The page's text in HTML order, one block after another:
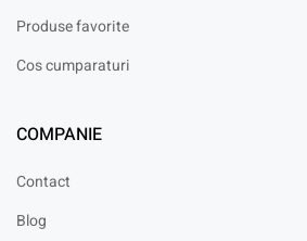
Produse favorite
Cos cumparaturi
COMPANIE
Contact
Blog